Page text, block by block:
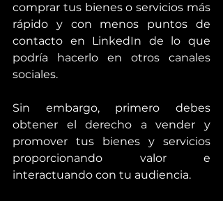
comprar tus bienes o servicios más
rápido y con menos puntos de
contacto en LinkedIn de lo que
podría hacerlo en otros canales
sociales.
Sin embargo, primero debes
obtener el derecho a vender y
promover tus bienes y servicios
proporcionando valor e
interactuando con tu audiencia.